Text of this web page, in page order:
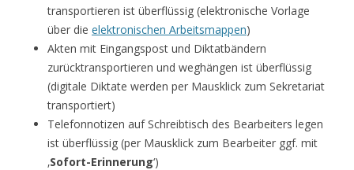
transportieren ist überflüssig (elektronische Vorlage
über die elektronischen Arbeitsmappen)
Akten mit Eingangspost und Diktatbändern
zurücktransportieren und weghängen ist überflüssig
(digitale Diktate werden per Mausklick zum Sekretariat
transportiert)
Telefonnotizen auf Schreibtisch des Bearbeiters legen
ist überflüssig (per Mausklick zum Bearbeiter ggf. mit
‚Sofort-Erinnerung‘)